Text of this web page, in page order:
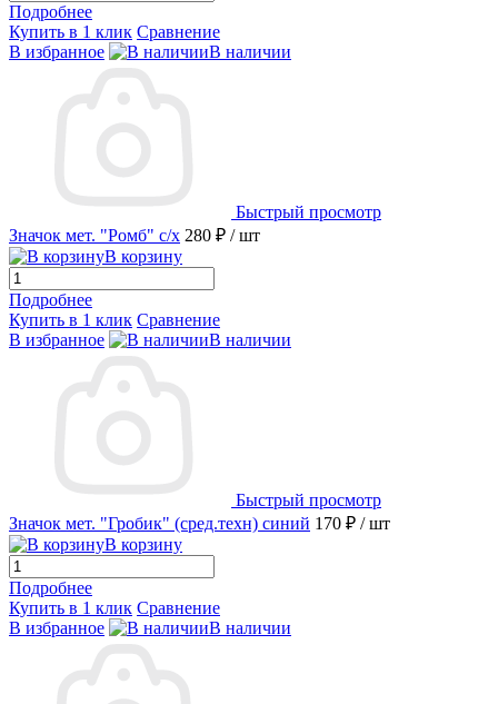
Подробнее
Купить в 1 клик Сравнение
В избранное
В наличии
Быстрый просмотр
Значок мет. "Ромб" с/х 280 ₽ / шт
В корзину
Подробнее
Купить в 1 клик Сравнение
В избранное
В наличии
Быстрый просмотр
Значок мет. "Гробик" (сред.техн) синий 170 ₽ / шт
В корзину
Подробнее
Купить в 1 клик Сравнение
В избранное
В наличии